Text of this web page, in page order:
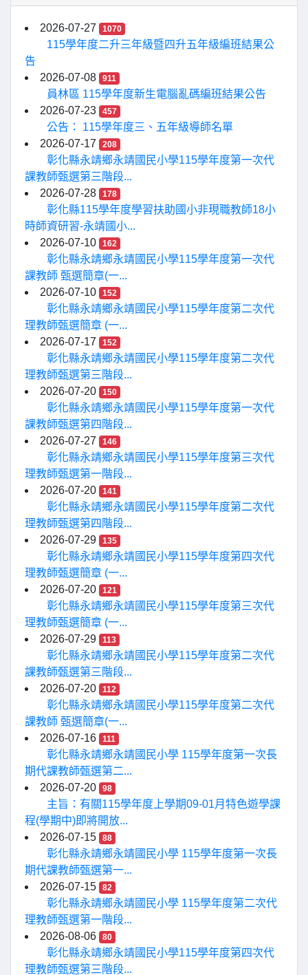
2026-07-27 1070
115學年度二升三年級暨四升五年級編班結果公
告
2026-07-08
911
員林區 115學年度新生電腦亂碼編班結果公告
2026-07-23
457
公告： 115學年度三、五年級導師名單
2026-07-17
208
彰化縣永靖鄉永靖國民小學115學年度第一次代
課教師甄選第三階段...
2026-07-28
178
彰化縣115學年度學習扶助國小非現職教師18小
時師資研習-永靖國小...
2026-07-10
162
彰化縣永靖鄉永靖國民小學115學年度第一次代
課教師 甄選簡章(一...
2026-07-10
152
彰化縣永靖鄉永靖國民小學115學年度第二次代
理教師甄選簡章 (一...
2026-07-17
152
彰化縣永靖鄉永靖國民小學115學年度第二次代
理教師甄選第三階段...
2026-07-20
150
彰化縣永靖鄉永靖國民小學115學年度第一次代
課教師甄選第四階段...
2026-07-27
146
彰化縣永靖鄉永靖國民小學115學年度第三次代
理教師甄選第一階段...
2026-07-20
141
彰化縣永靖鄉永靖國民小學115學年度第二次代
理教師甄選第四階段...
2026-07-29
135
彰化縣永靖鄉永靖國民小學115學年度第四次代
理教師甄選簡章 (一...
2026-07-20
121
彰化縣永靖鄉永靖國民小學115學年度第三次代
理教師甄選簡章 (一...
2026-07-29
113
彰化縣永靖鄉永靖國民小學115學年度第二次代
課教師甄選第三階段...
2026-07-20
112
彰化縣永靖鄉永靖國民小學115學年度第二次代
課教師 甄選簡章(一...
2026-07-16
111
彰化縣永靖鄉永靖國民小學 115學年度第一次長
期代課教師甄選第二...
2026-07-20
98
主旨：有關115學年度上學期09-01月特色遊學課
程(學期中)即將開放...
2026-07-15
88
彰化縣永靖鄉永靖國民小學 115學年度第一次長
期代課教師甄選第一...
2026-07-15
82
彰化縣永靖鄉永靖國民小學 115學年度第二次代
理教師甄選第一階段...
2026-08-06
80
彰化縣永靖鄉永靖國民小學115學年度第四次代
理教師甄選第三階段...